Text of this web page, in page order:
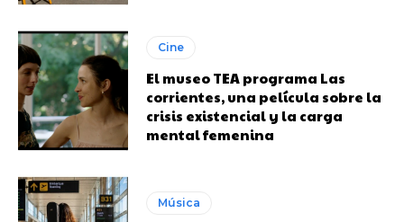
Cine
El museo TEA programa Las
corrientes, una película sobre la
crisis existencial y la carga
mental femenina
Música